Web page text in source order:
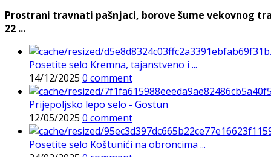
Prostrani travnati pašnjaci, borove šume vekovnog
22 ...
Posetite selo Kremna, tajanstveno i ...
14/12/2025 0 comment
Prijepoljsko lepo selo - Gostun
12/05/2025 0 comment
Posetite selo Koštunići na obroncima ...